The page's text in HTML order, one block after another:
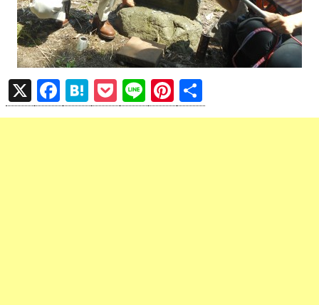
X
F
a
H
at
P
o
Li
n
Pi
nt 有